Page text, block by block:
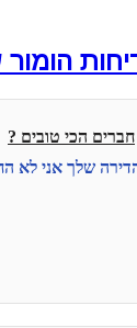
חברים הכי טובים ?
שלך אני לא